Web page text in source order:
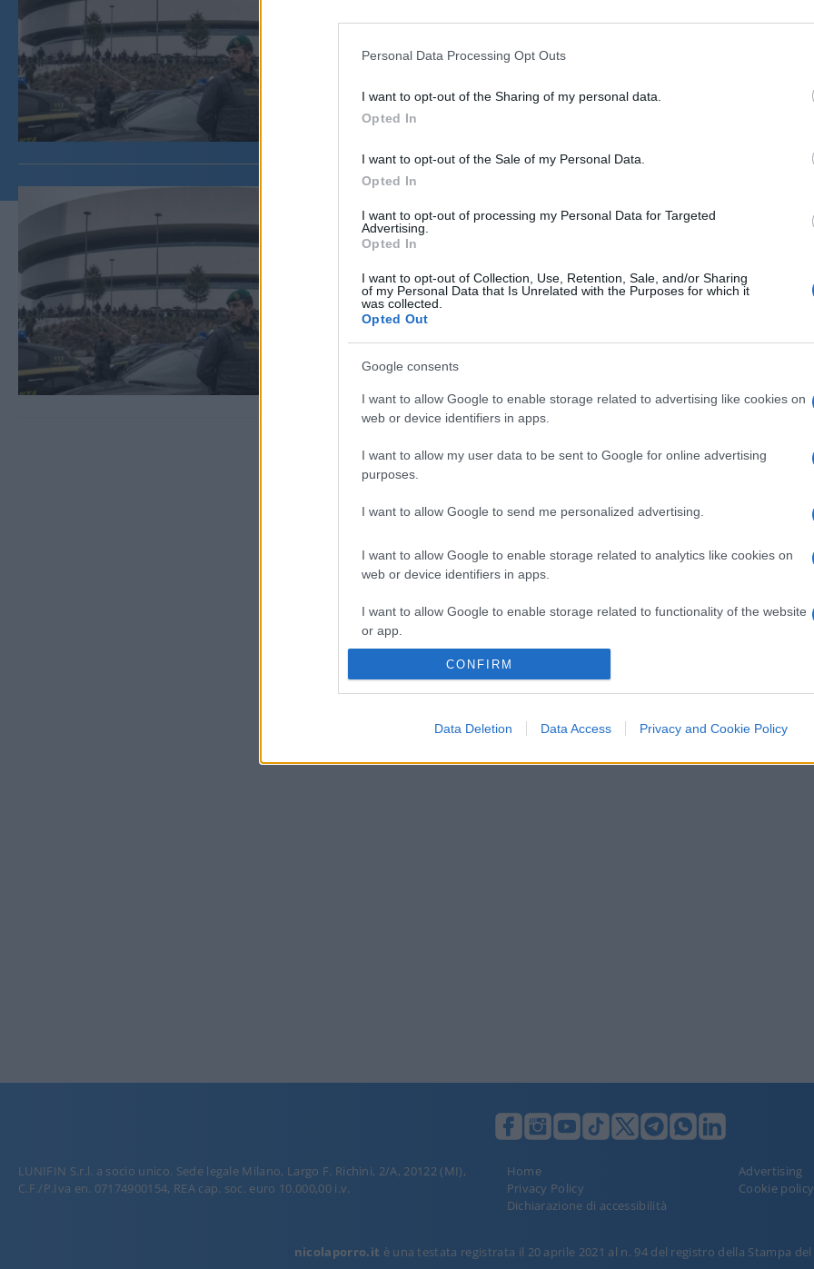
Personal Data Processing Opt Outs
I want to opt-out of the Sharing of my personal data.
Opted In
I want to opt-out of the Sale of my Personal Data.
Opted In
I want to opt-out of processing my Personal Data for Targeted
Advertising.
Opted In
I want to opt-out of Collection, Use, Retention, Sale, and/or Sharing
of my Personal Data that Is Unrelated with the Purposes for which it
was collected.
Opted Out
Google consents
I want to allow Google to enable storage related to advertising like cookies on
web or device identifiers in apps.
I want to allow my user data to be sent to Google for online advertising
purposes.
I want to allow Google to send me personalized advertising.
I want to allow Google to enable storage related to analytics like cookies on
web or device identifiers in apps.
I want to allow Google to enable storage related to functionality of the website
or app.
I want to allow Google to enable storage related to personalization.
authentication functionality and fraud prevention, and other user protection.
CONFIRM
Data Deletion Data Access Privacy and Cookie Policy
Corte dei Conti valuta eventuali
danni erariali per gli extracosti
diRedazione Milano
LUNIFIN S.r.l. a socio unico. Sede legale Milano, Largo F. Richini, 2/A, 20122 (MI),
C.F./P.Iva en. 07174900154, REA cap. soc. euro 10.000,00 i.v.
Home Advertising
Privacy Policy
Cookie policy
Dichiarazione di accessibilità
nicolaporro.it è una testata registrata il 20 aprile 2021 al n. 94 del registro della Stampa